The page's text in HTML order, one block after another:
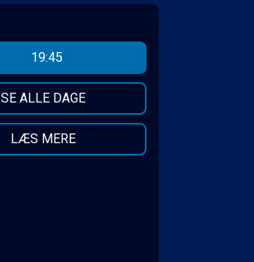
19:45
SE ALLE DAGE
LÆS MERE